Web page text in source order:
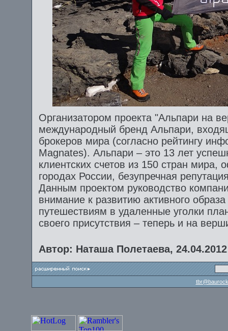
Организатором проекта "Альпари на
международный бренд Альпари,
брокеров мира (согласно рейтингу
Magnates). Альпари – это 13 лет
клиентских счетов из 150 стран
городах России, безупречная
Данным проектом руководство
внимание к развитию активного
путешествиям в удаленные уголки
своего присутствия – теперь и на
Автор: Наташа Полетаева, 24.04.2012